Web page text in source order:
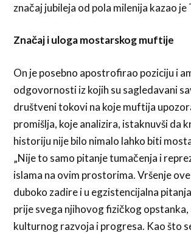
značaj jubileja od pola milenija kazao je
Značaj i uloga mostarskog muftije
On je posebno apostrofirao poziciju i
odgovornosti iz kojih su sagledavani
društveni tokovi na koje muftija
promišlja, koje analizira, istaknuvši da
historiju nije bilo nimalo lahko biti
„Nije to samo pitanje tumačenja i
islama na ovim prostorima. Vršenje
duboko zadire i u egzistencijalna
prije svega njihovog fizičkog opstanka,
kulturnog razvoja i progresa. Kao što